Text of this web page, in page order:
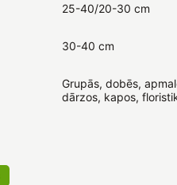
25-40/20-30 cm
30-40 cm
Grupās, dobēs,
dārzos, kapos,